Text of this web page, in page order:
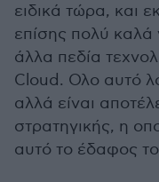
ειδικά τώρα, και
επίσης πολύ
άλλα πεδία
Cloud. Ολο αυτό
αλλά είναι
στρατηγικής, η
αυτό το έδαφος